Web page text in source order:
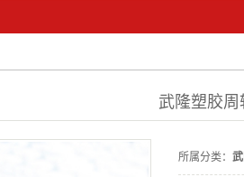
武隆塑胶周
所属分类：